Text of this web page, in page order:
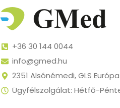
+36 30 144 0044
info@gmed.hu
2351 Alsónémedi, GLS
Ügyfélszolgálat: Hétfő-